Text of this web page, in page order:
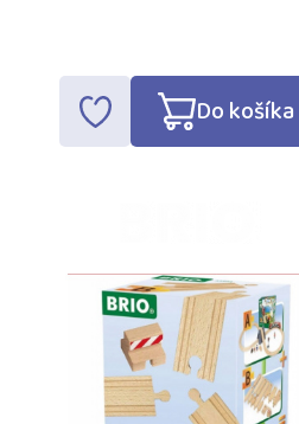
Do košíka